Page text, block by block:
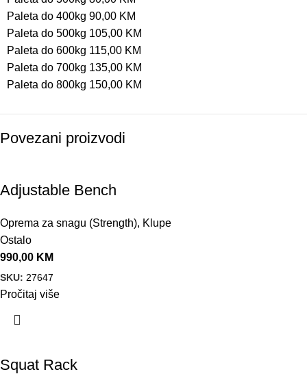
Paleta do 400kg 90,00 KM
Paleta do 500kg 105,00 KM
Paleta do 600kg 115,00 KM
Paleta do 700kg 135,00 KM
Paleta do 800kg 150,00 KM
Povezani proizvodi
Adjustable Bench
Oprema za snagu (Strength), Klupe
Ostalo
990,00 KM
SKU: 27647
Pročitaj više
Squat Rack